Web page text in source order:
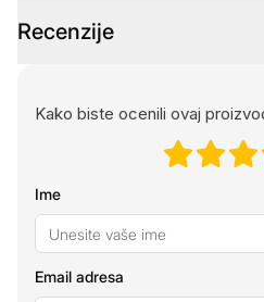
Recenzije
Kako biste ocenili ovaj
Ime
Email adresa